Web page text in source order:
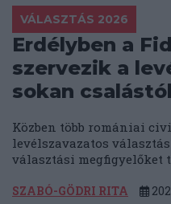
VÁLASZTÁS 2026
Erdélyben a
szervezik a
sokan
Közben több romániai
levélszavazatos
választási megfigyelőket
SZABÓ-GÖDRI RITA